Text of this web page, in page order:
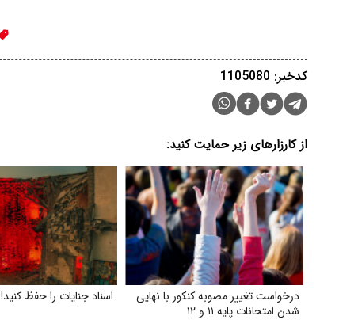
کدخبر: 1105080
از کارزارهای زیر حمایت کنید:
درخواست تغییر مصوبه کنکور با نهایی
شدن امتحانات پایه ۱۱ و ۱۲
اسناد جنایات را حفظ کنید!